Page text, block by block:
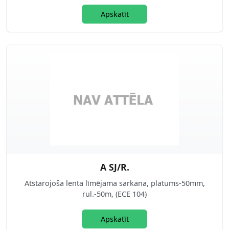
Apskatīt
A SJ/R.
Atstarojoša lenta līmējama sarkana, platums-50mm,
rul.-50m, (ECE 104)
Apskatīt